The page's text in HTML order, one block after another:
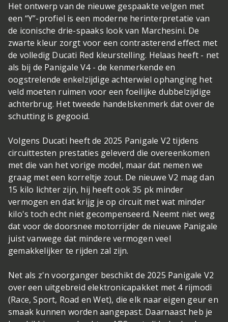
Het ontwerp van de nieuwe gespaakte velgen met
een “Y”-profiel is een moderne herinterpretatie van
de iconische drie-spaaks look van Marchesini. De
zwarte kleur zorgt voor een contrasterend effect met
de volledig Ducati Red kleurstelling. Helaas heeft - net
als bij de Panigale V4 - de kenmerkende en
oogstrelende enkelzijdige achterwiel ophanging het
veld moeten ruimen voor een foeilijke dubbelzijdige
achterbrug. Het tweede handelskenmerk dat over de
schutting is gegooid.
Volgens Ducati heeft de 2025 Panigale V2 tijdens
circuittesten prestaties geleverd die overeenkomen
met die van het vorige model, maar dat nemen we
graag met een korreltje zout. De nieuwe V2 mag dan
15 kilo lichter zijn, hij heeft ook 35 pk minder
vermogen en dat krijg je op circuit met wat minder
kilo's toch echt niet gecompenseerd. Neemt niet weg
dat voor de doorsnee motorrijder de nieuwe Panigale
juist vanwege dat mindere vermogen veel
gemakkelijker te rijden zal zijn.
Net als z'n voorganger beschikt de 2025 Panigale V2
over een uitgebreid elektronicapakket met 4 rijmodi
(Race, Sport, Road en Wet), die elk naar eigen geur en
smaak kunnen worden aangepast. Daarnaast heb je